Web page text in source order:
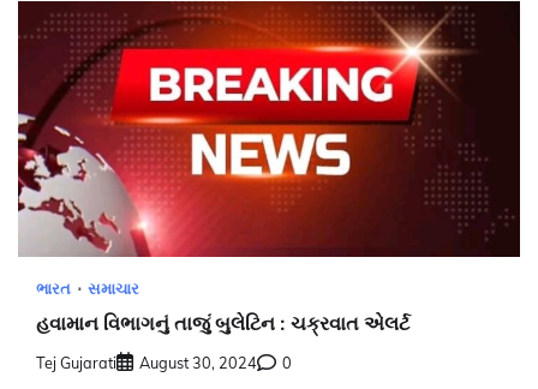
ભારત સમાચાર
હવામાન વિભાગનું તાજું બુલેટિન : ચક્રવાત એલર્ટ
Tej Gujarati August 30, 2024 0